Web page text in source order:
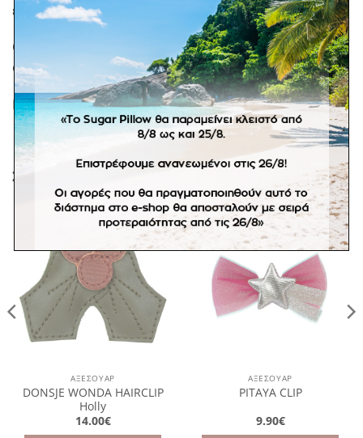
εκείνος προτιμά πάντα την οθόνη του.
Θα καταφέρουν να τον κάνουν να ανακαλύψει όλα
όσα χάνει;
Ηλικία 5+. Εκδόσεις Ίκαρος
ΣΧΕΤΙΚΆ ΠΡΟΪΌΝΤΑ
Πρόσθήκη
στην
λίστα
επιθυμιών
ΑΞΕΣΟΥΆΡ
DONSJE WONDA HAIRCLIP
Holly
14.00€
Πρόσθήκη
στην
λίστα
επιθυμιών
ΑΞΕΣΟΥΆΡ
PITAYA CLIP
9.90€